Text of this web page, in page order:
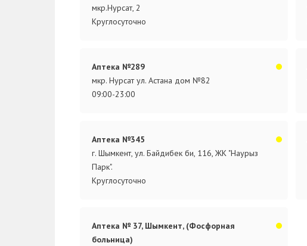
мкр.Нурсат, 2
Круглосуточно
Аптека №289
мкр. Нурсат ул. Астана дом №82
09:00-23:00
Аптека №345
г. Шымкент, ул. Байдибек би, 116, ЖК "Наурыз
Парк".
Круглосуточно
Аптека № 37, Шымкент, (Фосфорная
больница)